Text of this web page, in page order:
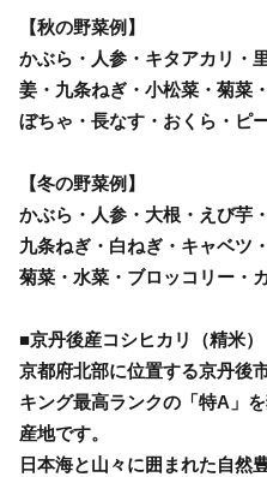
【秋の野菜例】
かぶら・人参・キタアカリ・
姜・九条ねぎ・小松菜・菊菜
ぼちゃ・長なす・おくら・ピ
【冬の野菜例】
かぶら・人参・大根・えび芋
九条ねぎ・白ねぎ・キャベツ
菊菜・水菜・ブロッコリー・
■京丹後産コシヒカリ（精米）
京都府北部に位置する京丹後
キング最高ランクの「特A」
産地です。
日本海と山々に囲まれた自然